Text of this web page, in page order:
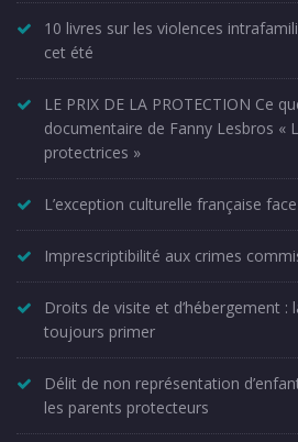
10 livres sur les violences
cet été
LE PRIX DE LA PROTECTION Ce
documentaire de Fanny Lesbros «
protectrices »
L’exception culturelle française
Imprescriptibilité aux crimes
Droits de visite et d’hébergement :
toujours primer
Délit de non représentation
les parents protecteurs